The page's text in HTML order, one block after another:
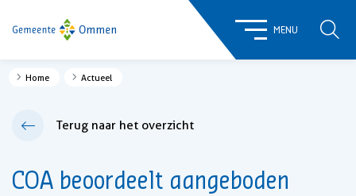
MENU
Home Actueel
Terug naar het overzicht
COA beoordeelt aangeboden